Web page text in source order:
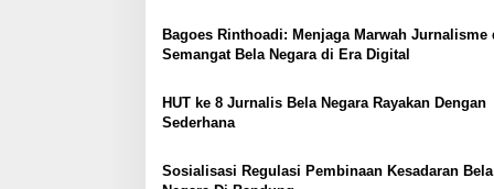
i
g
t
o
Bagoes Rinthoadi: Menjaga Marwah Jurnalisme
Semangat Bela Negara di Era Digital
HUT ke 8 Jurnalis Bela Negara Rayakan Dengan
Sederhana
Sosialisasi Regulasi Pembinaan Kesadaran Bela